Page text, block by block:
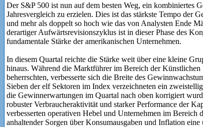
Der S&P 500 ist nun auf dem besten Weg, ein kombiniertes
Jahresvergleich zu erzielen. Dies ist das stärkste Tempo der
und mehr als doppelt so hoch wie das von Analysten Ende
derartiger Aufwärtsrevisionszyklus ist in dieser Phase des
fundamentale Stärke der amerikanischen Unternehmen.
In diesem Quartal reichte die Stärke weit über eine kleine
hinaus. Während die Marktführer im Bereich der
beherrschten, verbesserte sich die Breite des
Sieben der elf Sektoren im Index verzeichneten ein
die Gewinnerwartungen im Quartal nach oben korrigiert
robuster Verbraucheraktivität und starker Performance der
verbesserten operativen Hebel und Unternehmen im Bereich
anhaltender Sorgen über Konsumausgaben und Inflation